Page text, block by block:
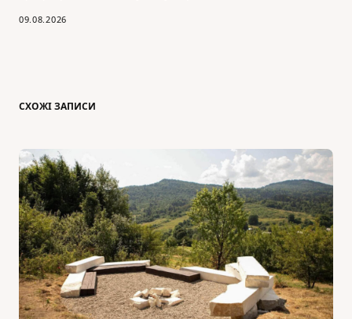
09.08.2026
СХОЖІ ЗАПИСИ